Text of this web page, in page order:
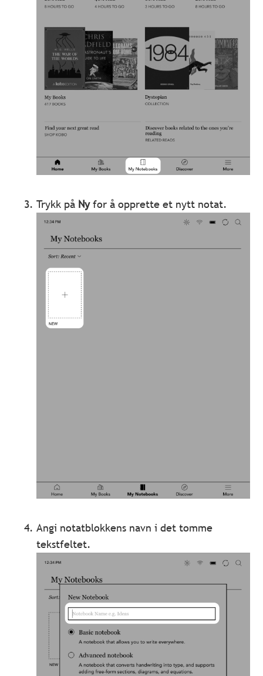
Trykk på Nyfor å opprette et nytt notat.
Angi notatblokkens navn i det tomme
tekstfeltet.